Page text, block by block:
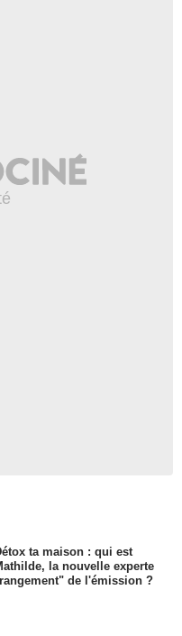
ta maison : qui est
la nouvelle experte
de l'émission ?